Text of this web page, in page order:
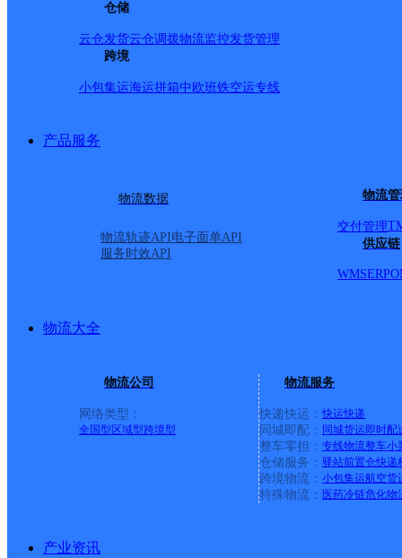
仓储
云仓发货云仓调拨物流监控发货管理
跨境
小包集运海运拼箱中欧班铁空运专线
产品服务
物流数据
物流轨迹API电子面单API
服务时效API
物流
交付管理
供应链
WMSERP
物流大全
物流公司
网络类型：
全国型 区域型跨境型
物流服务
快递快运： 快运快递
同城即配： 同城货运即时配
整车零担： 专线物流整车小
仓储服务： 驿站前置仓快递
跨境物流： 小包集运航空货
特殊物流： 医药冷链危化物
产业资讯